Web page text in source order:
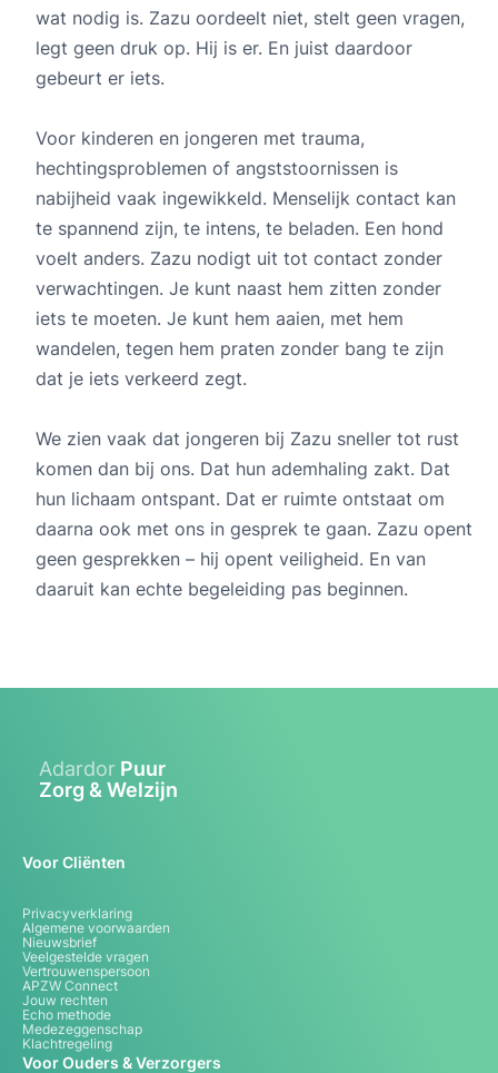
wat nodig is. Zazu oordeelt niet, stelt geen vragen,
legt geen druk op. Hij is er. En juist daardoor
gebeurt er iets.
Voor kinderen en jongeren met trauma,
hechtingsproblemen of angststoornissen is
nabijheid vaak ingewikkeld. Menselijk contact kan
te spannend zijn, te intens, te beladen. Een hond
voelt anders. Zazu nodigt uit tot contact zonder
verwachtingen. Je kunt naast hem zitten zonder
iets te moeten. Je kunt hem aaien, met hem
wandelen, tegen hem praten zonder bang te zijn
dat je iets verkeerd zegt.
We zien vaak dat jongeren bij Zazu sneller tot rust
komen dan bij ons. Dat hun ademhaling zakt. Dat
hun lichaam ontspant. Dat er ruimte ontstaat om
daarna ook met ons in gesprek te gaan. Zazu opent
geen gesprekken – hij opent veiligheid. En van
daaruit kan echte begeleiding pas beginnen.
Adardor Puur
Zorg & Welzijn
Voor Cliënten
Privacyverklaring
Algemene voorwaarden
Nieuwsbrief
Veelgestelde vragen
Vertrouwenspersoon
APZW Connect
Jouw rechten
Echo methode
Medezeggenschap
Klachtregeling
Voor Ouders & Verzorgers